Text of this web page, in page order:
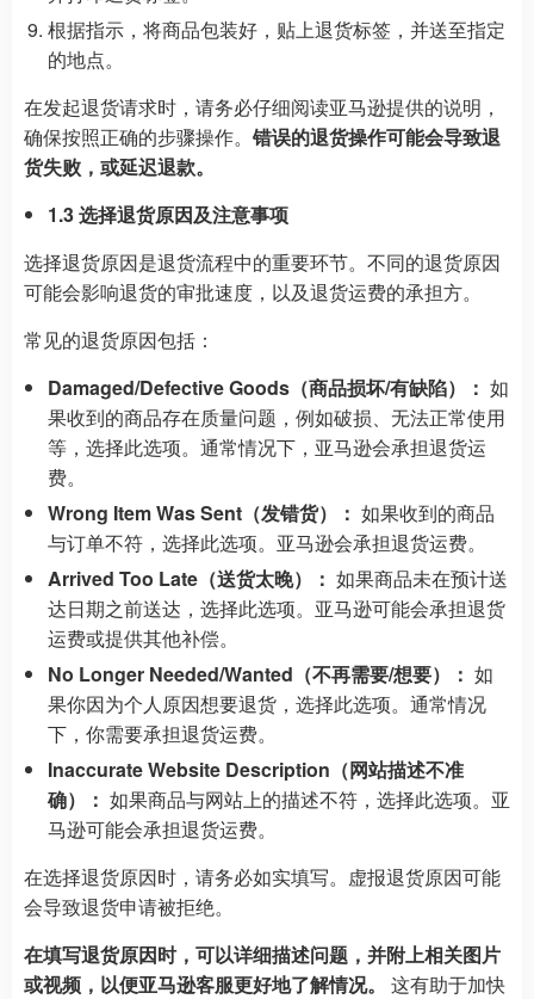
根据指示，将商品包装好，贴上退货标签，并送至指定
的地点。
在发起退货请求时，请务必仔细阅读亚马逊提供的说明，
确保按照正确的步骤操作。 错误的退货操作可能会导致退
货失败，或延迟退款。
1.3 选择退货原因及注意事项
选择退货原因是退货流程中的重要环节。不同的退货原因
可能会影响退货的审批速度，以及退货运费的承担方。
常见的退货原因包括：
Damaged/Defective Goods（商品损坏/有缺陷）： 如
果收到的商品存在质量问题，例如破损、无法正常使用
等，选择此选项。通常情况下，亚马逊会承担退货运
费。
Wrong Item Was Sent（发错货）： 如果收到的商品
与订单不符，选择此选项。亚马逊会承担退货运费。
Arrived Too Late（送货太晚）： 如果商品未在预计送
达日期之前送达，选择此选项。亚马逊可能会承担退货
运费或提供其他补偿。
No Longer Needed/Wanted（不再需要/想要）： 如
果你因为个人原因想要退货，选择此选项。通常情况
下，你需要承担退货运费。
Inaccurate Website Description（网站描述不准
确）： 如果商品与网站上的描述不符，选择此选项。亚
马逊可能会承担退货运费。
在选择退货原因时，请务必如实填写。虚报退货原因可能
会导致退货申请被拒绝。
在填写退货原因时，可以详细描述问题，并附上相关图片
或视频，以便亚马逊客服更好地了解情况。
这有助于加快